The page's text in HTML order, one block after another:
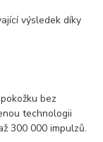
výsledek díky
bez
technologii
300 000 impulzů.